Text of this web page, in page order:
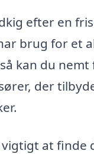
efter en
brug for et
kan du
der
at finde